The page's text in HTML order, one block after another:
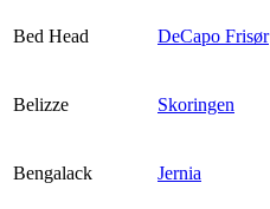
Bed Head DeCapo Frisør
Belizze Skoringen
Bengalack Jernia